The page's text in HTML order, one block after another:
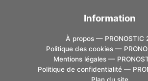
Information
À propos — PRONOSTIC
Politique des cookies —
Mentions légales —
Politique de confidentialité —
Plan du site